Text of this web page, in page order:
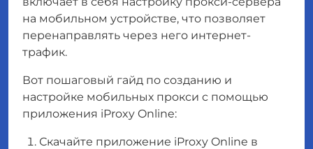
на мобильном устройстве, что позволяет
перенаправлять через него интернет-
трафик.
Вот пошаговый гайд по созданию и
настройке мобильных прокси с помощью
приложения iProxy Online:
Скачайте приложение iProxy Online в